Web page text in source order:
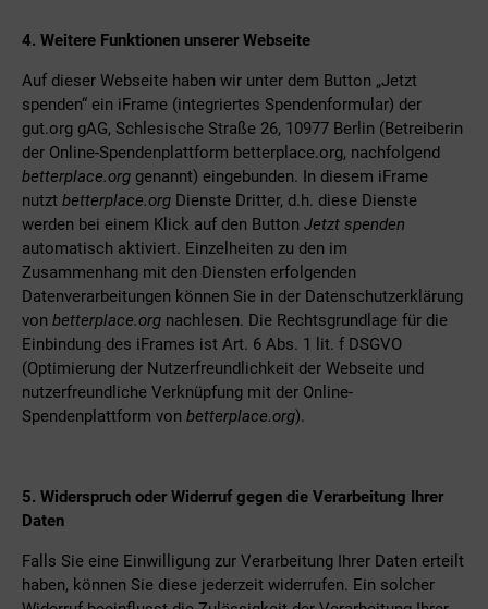
4. Weitere Funktionen unserer Webseite
Auf dieser Webseite haben wir unter dem Button „Jetzt
spenden“ ein iFrame (integriertes Spendenformular) der
gut.org gAG, Schlesische Straße 26, 10977 Berlin (Betreiberin
der Online-Spendenplattform betterplace.org, nachfolgend
betterplace.org genannt) eingebunden. In diesem iFrame
nutzt betterplace.org Dienste Dritter, d.h. diese Dienste
werden bei einem Klick auf den Button Jetzt spenden
automatisch aktiviert. Einzelheiten zu den im
Zusammenhang mit den Diensten erfolgenden
Datenverarbeitungen können Sie in der Datenschutzerklärung
von betterplace.org nachlesen. Die Rechtsgrundlage für die
Einbindung des iFrames ist Art. 6 Abs. 1 lit. f DSGVO
(Optimierung der Nutzerfreundlichkeit der Webseite und
nutzerfreundliche Verknüpfung mit der Online-
Spendenplattform von betterplace.org).
5. Widerspruch oder Widerruf gegen die Verarbeitung Ihrer
Daten
Falls Sie eine Einwilligung zur Verarbeitung Ihrer Daten erteilt
haben, können Sie diese jederzeit widerrufen. Ein solcher